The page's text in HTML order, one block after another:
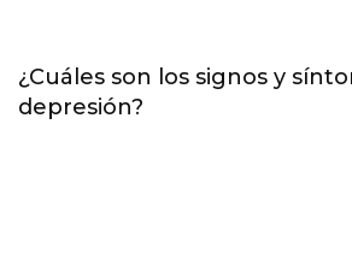
¿Cuáles son los signos y
depresión?